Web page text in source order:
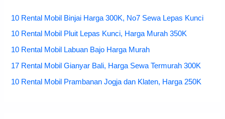
10 Rental Mobil Binjai Harga 300K, No7 Sewa Lepas Kunci
10 Rental Mobil Pluit Lepas Kunci, Harga Murah 350K
10 Rental Mobil Labuan Bajo Harga Murah
17 Rental Mobil Gianyar Bali, Harga Sewa Termurah 300K
10 Rental Mobil Prambanan Jogja dan Klaten, Harga 250K